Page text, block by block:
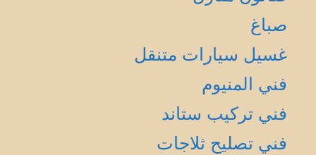
صباغ
غسيل سيارات متنقل
فني المنيوم
فني تركيب ستاند
فني تصليح ثلاجات